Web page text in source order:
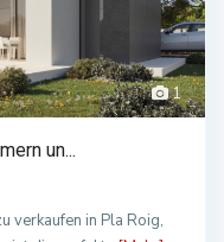
1
un...
verkaufen in Pla Roig,